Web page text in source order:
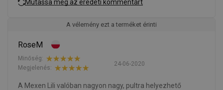
Mutassa meg az eredeti kommentárt
A vélemény ezt a terméket érinti
RoseM
24-06-2020
Minőség:
Megjelenés:
A Mexen Lili valóban nagyon nagy, pultra helyezhető